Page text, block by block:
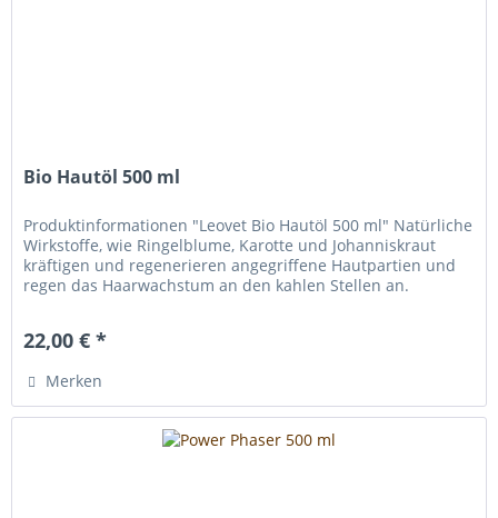
Bio Hautöl 500 ml
Produktinformationen "Leovet Bio Hautöl 500 ml" Natürliche
Wirkstoffe, wie Ringelblume, Karotte und Johanniskraut
kräftigen und regenerieren angegriffene Hautpartien und
regen das Haarwachstum an den kahlen Stellen an.
22,00 € *
Merken